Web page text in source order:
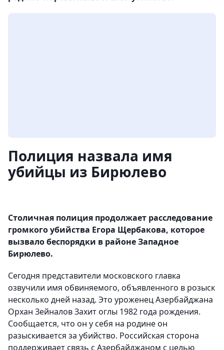
Полиция назвала имя
убийцы из Бирюлево
Столичная полиция продолжает расследование
громкого убийства Егора Щербакова, которое
вызвало беспорядки в районе Западное
Бирюлево.
Сегодня представители московского главка
озвучили имя обвиняемого, объявленного в розыск
несколько дней назад. Это уроженец Азербайджана
Орхан Зейналов Захит оглы 1982 года рождения.
Сообщается, что он у себя на родине он
разыскивается за убийство. Российская сторона
поддерживает связь с Азербайджаном с целью